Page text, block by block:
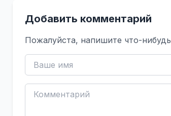
Добавить комментарий
Пожалуйста, напишите что-нибудь